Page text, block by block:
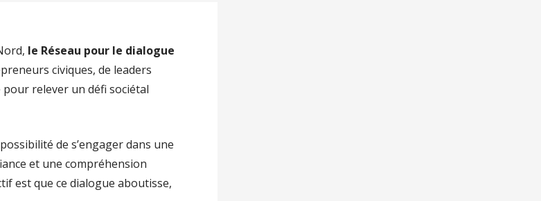
le Réseau pour le dialogue
civiques, de leaders
relever un défi sociétal
de s’engager dans une
et une compréhension
est que ce dialogue aboutisse,